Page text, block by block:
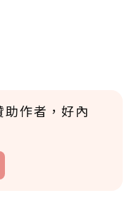
作者，好內